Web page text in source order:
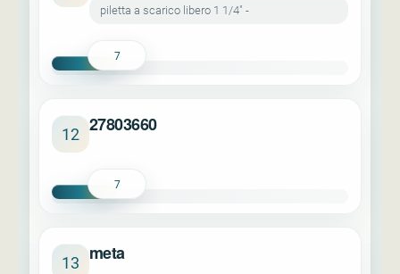
piletta a scarico libero 1 1/4" -
7
12 27803660
7
13 meta